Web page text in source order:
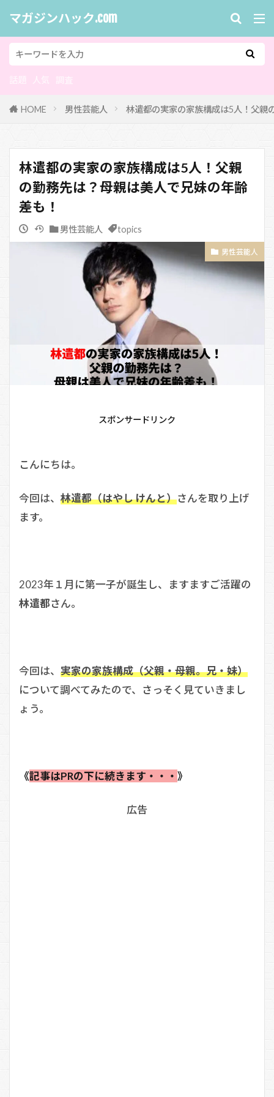
マガジンハック.com
HOME 男性芸能人 林遣都の実家の家族構成は5人！父親
林遣都の実家の家族構成は5人！父親
の勤務先は？母親は美人で兄妹の年齢
差も！
男性芸能人 topics
男性芸能人
スポンサードリンク
こんにちは。
今回は、 林遣都（はやし けんと）さんを取り上げ
ます。
2023年１月に第一子が誕生し、ますますご活躍の
林遣都さん。
今回は、 実家の家族構成（父親・母親。兄・妹）
について調べてみたので、さっそく見ていきまし
ょう。
《記事はPRの下に続きます・・・ 》
広告